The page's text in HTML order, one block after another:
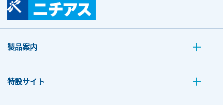
製品案内
特設サイト